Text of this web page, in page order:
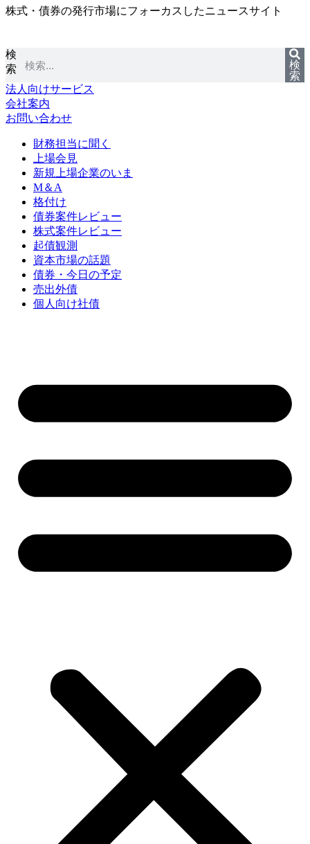
コ
ン
ツ
に
ス
キ
ッ
株式・債券の発行市場にフォーカスしたニュースサイト
検
索
検
索
法人向けサービス
会社案内
お問い合わせ
財務担当に聞く
上場会見
新規上場企業のいま
M＆A
格付け
債券案件レビュー
株式案件レビュー
起債観測
資本市場の話題
債券・今日の予定
売出外債
個人向け社債